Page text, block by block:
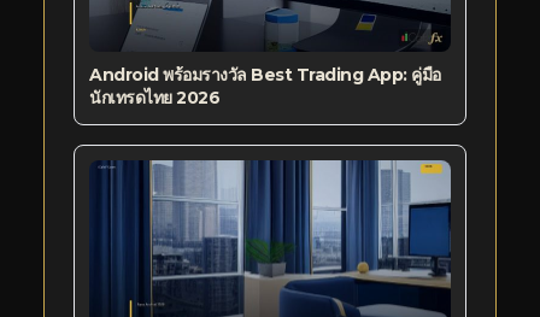
Android พร้อมรางวัล Best Trading App: คู่มือ
นักเทรดไทย 2026